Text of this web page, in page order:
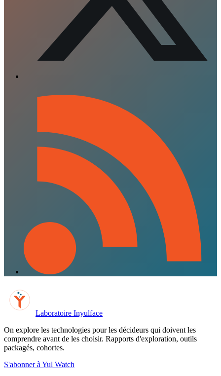
Laboratoire Inyulface
On explore les technologies pour les décideurs qui doivent les
comprendre avant de les choisir. Rapports d'exploration, outils
packagés, cohortes.
S'abonner à Yul Watch